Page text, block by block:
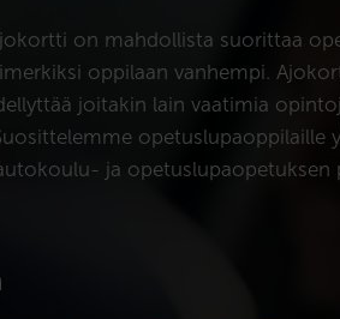
on mahdollista suorittaa
oppilaan vanhempi.
joitakin lain vaatimia
opetuslupaoppilaille
ja opetuslupaopetuksen